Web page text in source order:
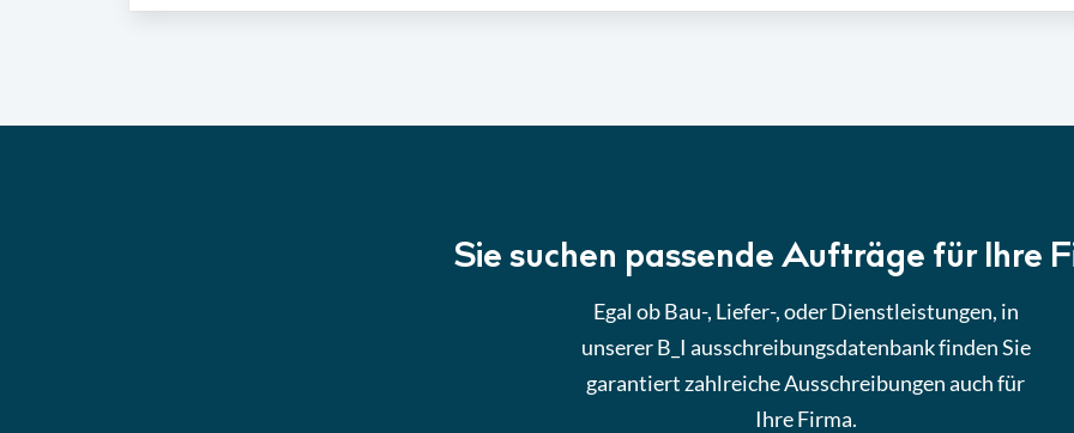
Sie suchen passende Aufträge für Ihre
Egal ob Bau-, Liefer-, oder Dienstleistungen, in
unserer B_I ausschreibungsdatenbank finden Sie
garantiert zahlreiche Ausschreibungen auch für
Ihre Firma.